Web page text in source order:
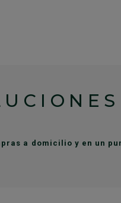
a domicilio y en un